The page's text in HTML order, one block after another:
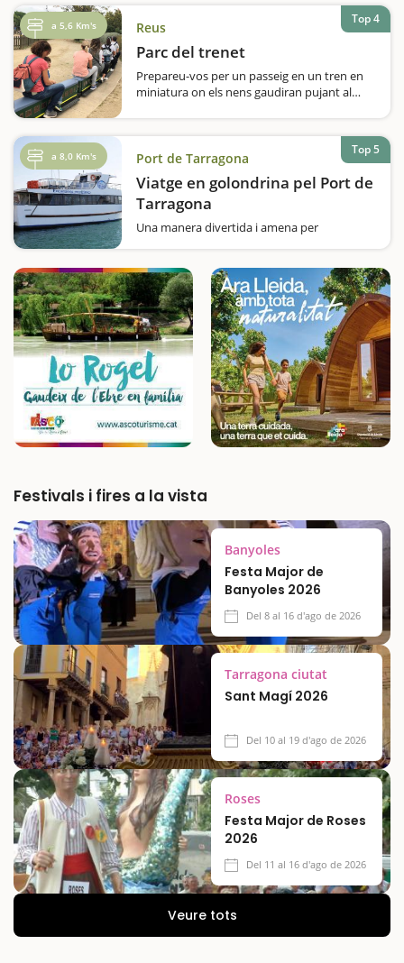
del temps lliure sense gens de pressa. Agafeu
aire i gaudiu d'aquest…
a 5,6 Km's Reus
Parc del trenet
Prepareu-vos per un passeig en un tren en
miniatura on els nens gaudiran pujant al
500 metres i fins i tot passem per sota d'un
túnel. A…
Top 4
a 8,0 Km's Port de Tarragona
Viatge en golondrina pel Port de
Tarragona
Una manera divertida i amena per
acostuma a ser divertit i als nens els
agradarà. L’excursió marítima comença amb
la rebuda, per…
Top 5
Festivals i fires a la vista
Banyoles
Festa Major de
Banyoles 2026
Del 8 al 16 d'ago de 2026
Tarragona ciutat
Sant Magí 2026
Del 10 al 19 d'ago de 2026
Roses
Festa Major de Roses
2026
Del 11 al 16 d'ago de 2026
Veure tots